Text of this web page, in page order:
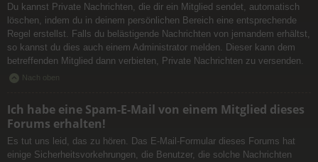
Du kannst Private Nachrichten, die dir ein Mitglied sendet, automatisch
löschen, indem du in deinem persönlichen Bereich eine entsprechende
Regel erstellst. Falls du belästigende Nachrichten von jemandem erhältst,
so kannst du dies auch einem Administrator melden. Dieser kann dem
betreffenden Mitglied dann verbieten, Private Nachrichten zu versenden.
Nach oben
Ich habe eine Spam-E-Mail von einem Mitglied dieses
Forums erhalten!
Es tut uns leid, das zu hören. Das E-Mail-Formular dieses Forums hat
einige Sicherheitsvorkehrungen, die Benutzer, die solche Nachrichten